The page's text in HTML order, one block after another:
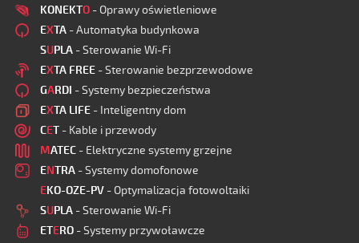
KONEKTO - Oprawy oświetleniowe
EXTA - Automatyka budynkowa
SUPLA - Sterowanie Wi-Fi
EXTA FREE - Sterowanie bezprzewodowe
GARDI - Systemy bezpieczeństwa
EXTA LIFE - Inteligentny dom
CET - Kable i przewody
MATEC - Elektryczne systemy grzejne
ENTRA - Systemy domofonowe
EKO-OZE-PV - Optymalizacja fotowoltaiki
SUPLA - Sterowanie Wi-Fi
ETERO - Systemy przywoławcze